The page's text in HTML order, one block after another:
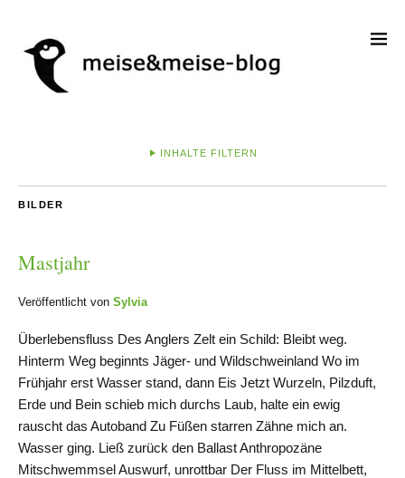
INHALTE FILTERN
BILDER
Mastjahr
Veröffentlicht von Sylvia
Überlebensfluss Des Anglers Zelt ein Schild: Bleibt weg.
Hinterm Weg beginnts Jäger- und Wildschweinland Wo im
Frühjahr erst Wasser stand, dann Eis Jetzt Wurzeln, Pilzduft,
Erde und Bein schieb mich durchs Laub, halte ein ewig
rauscht das Autoband Zu Füßen starren Zähne mich an.
Wasser ging. Ließ zurück den Ballast Anthropozäne
Mitschwemmsel Auswurf, unrottbar Der Fluss im Mittelbett,